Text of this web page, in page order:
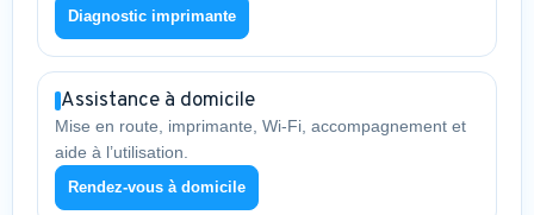
Diagnostic imprimante
Assistance à domicile
Mise en route, imprimante, Wi-Fi, accompagnement et
aide à l’utilisation.
Rendez-vous à domicile